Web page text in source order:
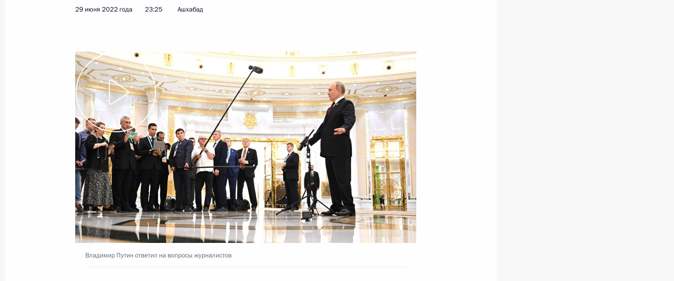
6 июля 2022 года, среда
Телефонный разговор с Премьер-министром Армении Николом
Пашиняном
6 июля 2022 года, 19:25
Телефонный разговор с Президентом Шри-Ланки Готабаей
Раджапаксой
6 июля 2022 года, 14:20
Встреча с генеральным директором Объединённой зерновой
29 июня 2022 года 23:25 Ашхабад
Владимир Путин ответил на вопросы журналистов